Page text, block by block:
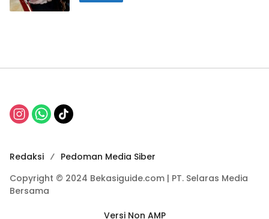
Redaksi
Pedoman Media Siber
Copyright © 2024 Bekasiguide.com | PT. Selaras Media
Bersama
Versi Non AMP